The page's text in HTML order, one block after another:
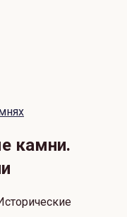
камни.